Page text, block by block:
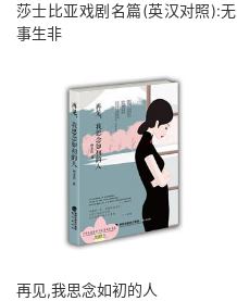
莎士比亚戏剧名篇(英汉对照):无
事生非
再见,我思念如初的人